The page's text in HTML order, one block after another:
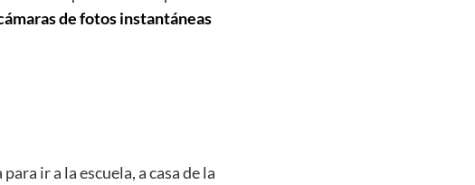
de fotos instantáneas
ir a la escuela, a casa de la